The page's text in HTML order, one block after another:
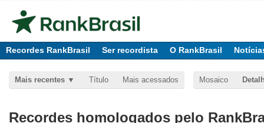
Recordes RankBrasil Ser recordista O RankBrasil
Mais recentes Título Mais acessados Mosaico
Recordes homologados pelo